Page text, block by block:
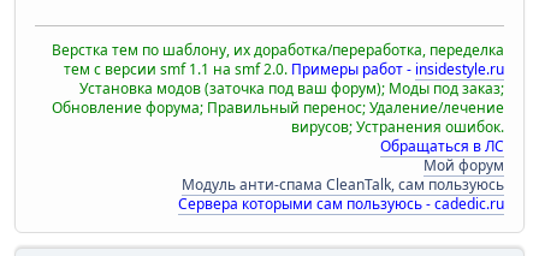
Верстка тем по шаблону, их доработка/переработка, переделка
тем с версии smf 1.1 на smf 2.0. Примеры работ - insidestyle.ru
Установка модов (заточка под ваш форум); Моды под заказ;
Обновление форума; Правильный перенос; Удаление/лечение
вирусов; Устранения ошибок.
Обращаться в ЛС
Мой форум
Модуль анти-спама CleanTalk, сам пользуюсь
Сервера которыми сам пользуюсь - cadedic.ru